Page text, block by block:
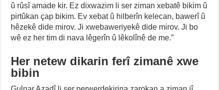
û rûsî amade kir. Ez dixwazim li ser ziman xebatê bikim û
pirtûkan çap bikim. Ev xebat û hilberîn kelecan, bawerî û
hêzekê dide mirov. Ji xwebaweriyekê dide mirov. Ji bo
wê ez her tim di nava lêgerîn û lêkolînê de me.”
Her netew dikarin ferî zimanê xwe
bibin